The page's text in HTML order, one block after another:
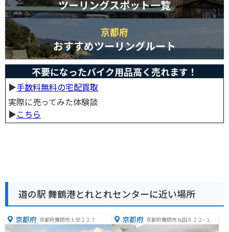
ツーリングスポット一覧
京都府
おすすめツーリングルート
不要になったバイク用品高く売れます！
▶︎手数料無料の宅配買取
実際に売ってみた体験談
▶︎こちら
道の駅 舞鶴港とれとれセンターに近い場所
京都府 京都府舞鶴市上安２３７ 京都府 京都府舞鶴市丸田８２２−１